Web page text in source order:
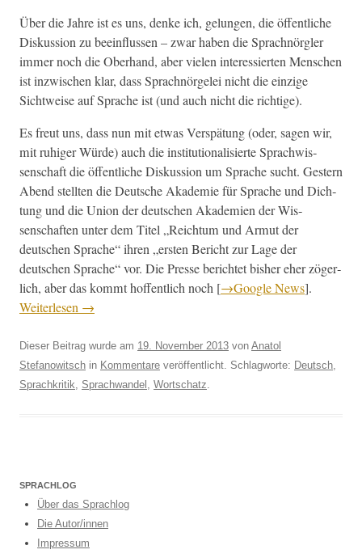
Über die Jahre ist es uns, denke ich, gelun­gen, die öffentliche
Diskus­sion zu bee­in­flussen – zwar haben die Sprach­nör­gler
immer noch die Ober­hand, aber vie­len inter­essierten Men­schen
ist inzwis­chen klar, dass Sprach­nörgelei nicht die einzige
Sichtweise auf Sprache ist (und auch nicht die richtige).
Es freut uns, dass nun mit etwas Ver­spä­tung (oder, sagen wir,
mit ruhiger Würde) auch die insti­tu­tion­al­isierte Sprach­wis­
senschaft die öffentliche Diskus­sion um Sprache sucht. Gestern
Abend stell­ten die Deutsche Akademie für Sprache und Dich­
tung und die Union der deutschen Akademien der Wis­
senschaften unter dem Titel „Reich­tum und Armut der
deutschen Sprache“ ihren „ersten Bericht zur Lage der
deutschen Sprache“ vor. Die Presse berichtet bish­er eher zöger­
lich, aber das kommt hof­fentlich noch [→Google News].
Weit­er­lesen →
Dieser Beitrag wurde am 19. November 2013 von Anatol
Stefanowitsch in Kommentare veröffentlicht. Schlagworte: Deutsch
Sprachkritik
Sprachwandel Wortschatz
SPRACHLOG
Über das Sprachlog
Die Autor/innen
Impressum